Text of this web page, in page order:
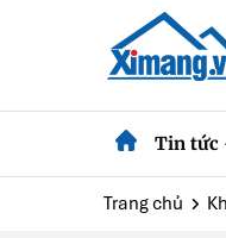
Tin tức
Trang chủ